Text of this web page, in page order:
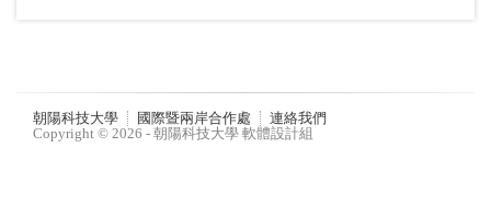
朝陽科技大學 國際暨兩岸合作處
連絡我們
Copyright © 2026 - 朝陽科技大學 軟體設計組